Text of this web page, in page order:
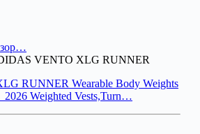
VENTO XLG RUNNER
RUNNER Wearable Body Weights
Weighted Vests,Turn…